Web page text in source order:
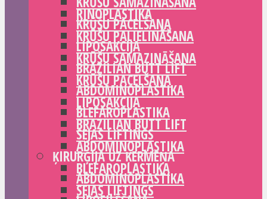
KRŪŠU PACELŠANA
LIPOSAKCIJA
BRAZILIAN BUTT LIFT
ABDOMINOPLASTIKA
BLEFAROPLASTIKA
SEJAS LIFTINGS
ĶIRURĢIJA UZ ĶERMEŅA
ABDOMINOPLASTIKA
RINOPLASTIKA
KRŪŠU PALIELINĀŠANA
KRŪŠU SAMAZINĀŠANA
KRŪŠU PACELŠANA
LIPOSAKCIJA
BRAZILIAN BUTT LIFT
ABDOMINOPLASTIKA
BLEFAROPLASTIKA
SEJAS LIFTINGS